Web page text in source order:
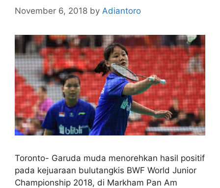
November 6, 2018 by Adiantoro
Toronto- Garuda muda menorehkan hasil positif
pada kejuaraan bulutangkis BWF World Junior
Championship 2018, di Markham Pan Am